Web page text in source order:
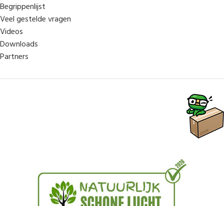
Begrippenlijst
Veel gestelde vragen
Videos
Downloads
Partners